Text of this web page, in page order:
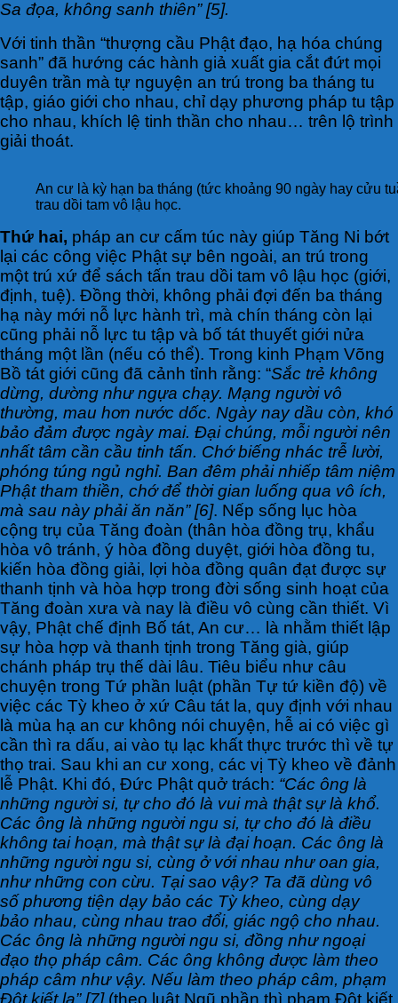
Sa đọa, không sanh thiên” [5].
Với tinh thần “thượng cầu Phật đạo, hạ hóa chúng
sanh” đã hướng các hành giả xuất gia cắt đứt mọi
duyên trần mà tự nguyện an trú trong ba tháng tu
tập, giáo giới cho nhau, chỉ dạy phương pháp tu tập
cho nhau, khích lệ tinh thần cho nhau… trên lộ trình
giải thoát.
An cư là kỳ hạn ba tháng (tức khoảng 90 ngày hay cửu
trau dồi tam vô lậu học.
Thứ hai, pháp an cư cấm túc này giúp Tăng Ni bớt
lại các công việc Phật sự bên ngoài, an trú trong
một trú xứ để sách tấn trau dồi tam vô lậu học (giới,
định, tuệ). Đồng thời, không phải đợi đến ba tháng
hạ này mới nỗ lực hành trì, mà chín tháng còn lại
cũng phải nỗ lực tu tập và bố tát thuyết giới nửa
tháng một lần (nếu có thể). Trong kinh Phạm Võng
Bồ tát giới cũng đã cảnh tỉnh rằng: “Sắc trẻ không
dừng, dường như ngựa chạy. Mạng người vô
thường, mau hơn nước dốc. Ngày nay dầu còn, khó
bảo đảm được ngày mai. Đại chúng, mỗi người nên
nhất tâm cần cầu tinh tấn. Chớ biếng nhác trễ lười,
phóng túng ngủ nghỉ. Ban đêm phải nhiếp tâm niệm
Phật tham thiền, chớ để thời gian luống qua vô ích,
mà sau này phải ăn năn” [6]. Nếp sống lục hòa
cộng trụ của Tăng đoàn (thân hòa đồng trụ, khẩu
hòa vô tránh, ý hòa đồng duyệt, giới hòa đồng tu,
kiến hòa đồng giải, lợi hòa đồng quân đạt được sự
thanh tịnh và hòa hợp trong đời sống sinh hoạt của
Tăng đoàn xưa và nay là điều vô cùng cần thiết. Vì
vậy, Phật chế định Bố tát, An cư… là nhằm thiết lập
sự hòa hợp và thanh tịnh trong Tăng già, giúp
chánh pháp trụ thế dài lâu. Tiêu biểu như câu
chuyện trong Tứ phần luật (phần Tự tứ kiền độ) về
việc các Tỳ kheo ở xứ Câu tát la, quy định với nhau
là mùa hạ an cư không nói chuyện, hễ ai có việc gì
cần thì ra dấu, ai vào tụ lạc khất thực trước thì về tự
thọ trai. Sau khi an cư xong, các vị Tỳ kheo về đảnh
lễ Phật. Khi đó, Đức Phật quở trách: “Các ông là
những người si, tự cho đó là vui mà thật sự là khổ.
Các ông là những người ngu si, tự cho đó là điều
không tai hoạn, mà thật sự là đại hoạn. Các ông là
những người ngu si, cùng ở với nhau như oan gia,
như những con cừu. Tại sao vậy? Ta đã dùng vô
số phương tiện dạy bảo các Tỳ kheo, cùng dạy
bảo nhau, cùng nhau trao đổi, giác ngộ cho nhau.
Các ông là những người ngu si, đồng như ngoại
đạo thọ pháp câm. Các ông không được làm theo
pháp câm như vậy. Nếu làm theo pháp câm, phạm
Đột kiết la” [7](theo luật Ngũ phần thì phạm Đột kiết